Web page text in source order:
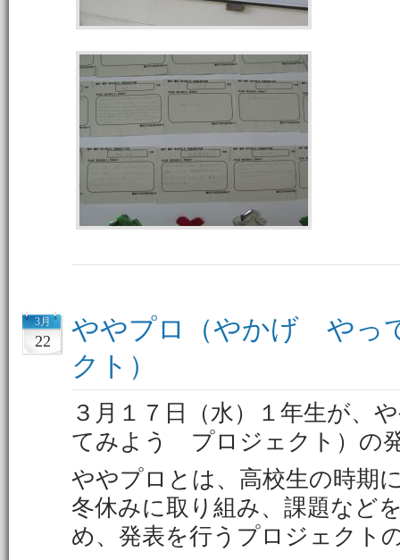
3月
22
ややプロ（やかげ やっ
クト）
３月１７日（水）１年生が
てみよう プロジェクト）の
ややプロとは、高校生の時期
冬休みに取り組み、課題など
め、発表を行うプロジェクト